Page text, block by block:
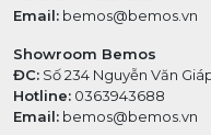
Email: bemos@bemos.vn
Showroom Bemos
ĐC: Số 234 Nguyễn Văn
Hotline: 0363943688
Email: bemos@bemos.vn